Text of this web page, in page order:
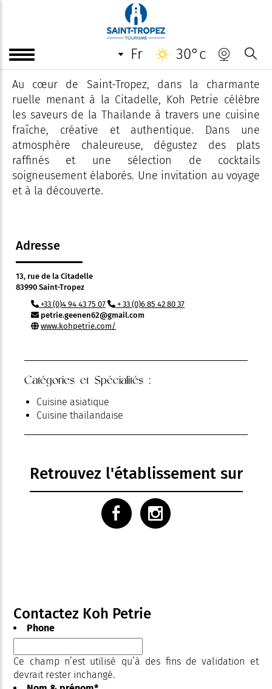
fr 30°c
Koh Petrie
Un voyage culinaire Thaï...
Au cœur de Saint-Tropez, dans la charmante
ruelle menant à la Citadelle, Koh Petrie célèbre
les saveurs de la Thaïlande à travers une cuisine
fraîche, créative et authentique. Dans une
atmosphère chaleureuse, dégustez des plats
raffinés et une sélection de cocktails
soigneusement élaborés. Une invitation au voyage
et à la découverte.
Adresse
13, rue de la Citadelle
83990 Saint-Tropez
+33 (0)4 94 43 75 07
+ 33 (0)6 85 42 80 37
petrie.geenen62@gmail.com
www.kohpetrie.com/
Catégories et Spécialités :
Cuisine asiatique
Cuisine thaïlandaise
Retrouvez l'établissement sur
Contactez Koh Petrie
Phone
Ce champ n’est utilisé qu’à des fins de validation et
devrait rester inchangé.